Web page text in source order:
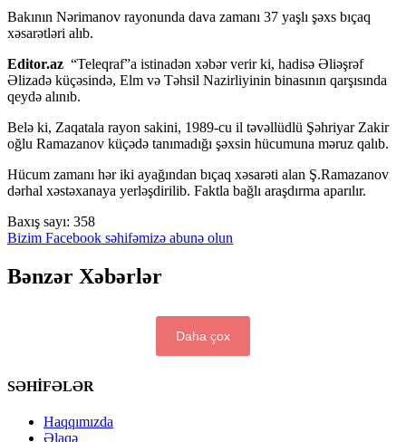
Bakının Nərimanov rayonunda dava zamanı 37 yaşlı şəxs bıçaq
xəsarətləri alıb.
Editor.az “Teleqraf”a istinadən xəbər verir ki, hadisə Əliəşrəf
Əlizadə küçəsində, Elm və Təhsil Nazirliyinin binasının qarşısında
qeydə alınıb.
Belə ki, Zaqatala rayon sakini, 1989-cu il təvəllüdlü Şəhriyar Zakir
oğlu Ramazanov küçədə tanımadığı şəxsin hücumuna məruz qalıb.
Hücum zamanı hər iki ayağından bıçaq xəsarəti alan Ş.Ramazanov
dərhal xəstəxanaya yerləşdirilib. Faktla bağlı araşdırma aparılır.
Baxış sayı: 358
Bizim Facebook səhifəmizə abunə olun
Bənzər Xəbərlər
Daha çox
SƏHİFƏLƏR
Haqqımızda
Əlaqə